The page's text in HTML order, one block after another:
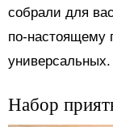
собрали для
по-настоящему
универсальных.
Набор